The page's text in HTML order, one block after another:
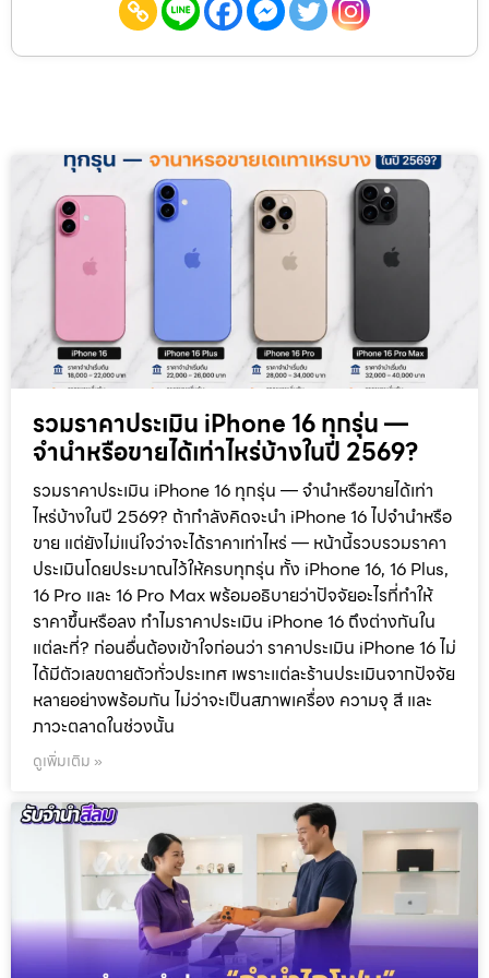
รวมราคาประเมิน iPhone 16 ทุกรุ่น —
จำนำหรือขายได้เท่าไหร่บ้างในปี 2569?
รวมราคาประเมิน iPhone 16 ทุกรุ่น — จำนำหรือขายได้เท่า
ไหร่บ้างในปี 2569? ถ้ากำลังคิดจะนำ iPhone 16 ไปจำนำหรือ
ขาย แต่ยังไม่แน่ใจว่าจะได้ราคาเท่าไหร่ — หน้านี้รวบรวมราคา
ประเมินโดยประมาณไว้ให้ครบทุกรุ่น ทั้ง iPhone 16, 16 Plus,
16 Pro และ 16 Pro Max พร้อมอธิบายว่าปัจจัยอะไรที่ทำให้
ราคาขึ้นหรือลง ทำไมราคาประเมิน iPhone 16 ถึงต่างกันใน
แต่ละที่? ก่อนอื่นต้องเข้าใจก่อนว่า ราคาประเมิน iPhone 16 ไม่
ได้มีตัวเลขตายตัวทั่วประเทศ เพราะแต่ละร้านประเมินจากปัจจัย
หลายอย่างพร้อมกัน ไม่ว่าจะเป็นสภาพเครื่อง ความจุ สี และ
ภาวะตลาดในช่วงนั้น
ดูเพิ่มเติม »